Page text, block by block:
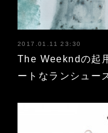
2017.01.11 23:30
The Weekndの起
ートなランシュー